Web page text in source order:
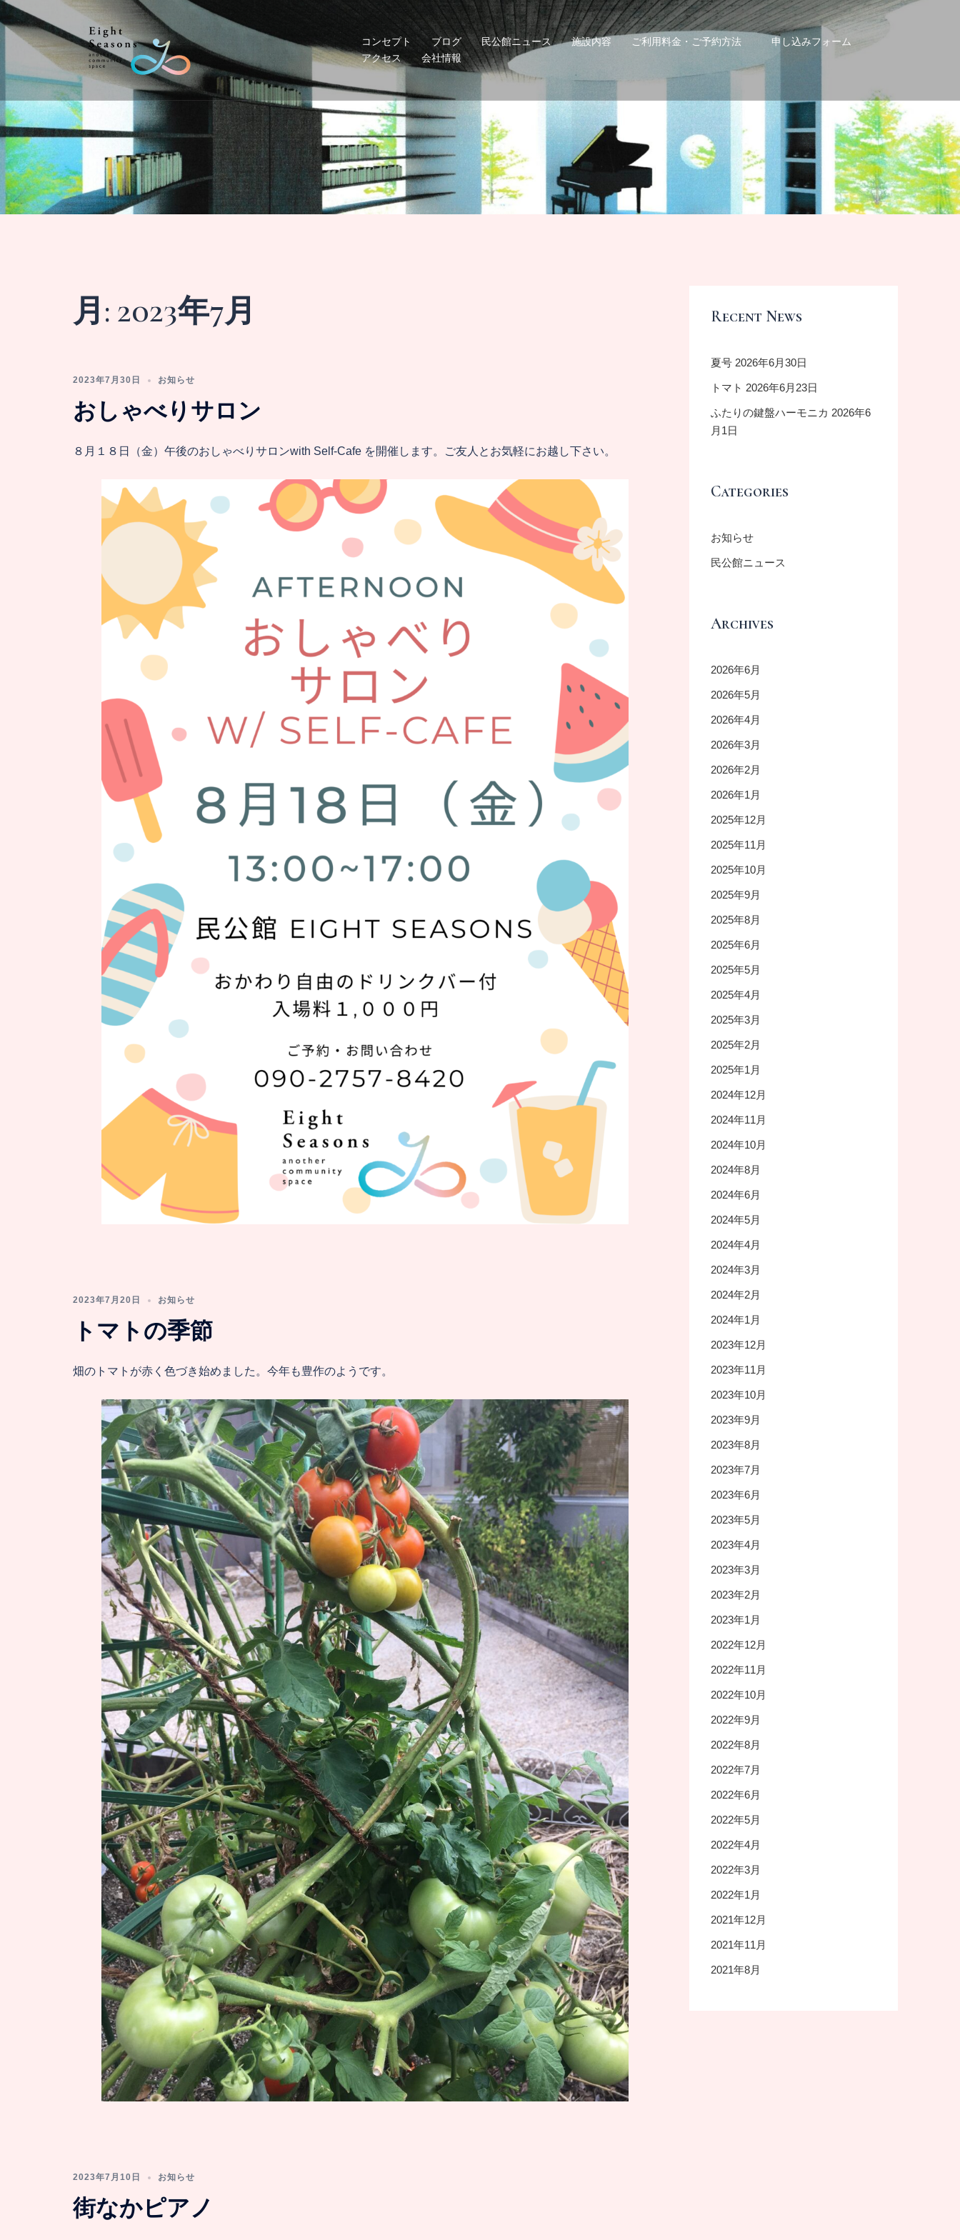
コ
ン
ツ
ス
キ
ッ
プ
コンセプト ブログ 民公館ニュース 施設内容 ご利用料金・ご予約方法
申し込みフォーム
アクセス
会社情報
月: 2023年7月
2023年7月30日 お知らせ
おしゃべりサロン
８月１８日（金）午後のおしゃべりサロンwith Self-Cafe を開催します。ご友人とお気軽にお越し下さい。
2023年7月20日 お知らせ
トマトの季節
畑のトマトが赤く色づき始めました。今年も豊作のようです。
2023年7月10日 お知らせ
街なかピアノ
Recent News
夏号 2026年6月30日
トマト 2026年6月23日
ふたりの鍵盤ハーモニカ 2026年6
月1日
Categories
お知らせ
民公館ニュース
Archives
2026年6月
2026年5月
2026年4月
2026年3月
2026年2月
2026年1月
2025年12月
2025年11月
2025年10月
2025年9月
2025年8月
2025年6月
2025年5月
2025年4月
2025年3月
2025年2月
2025年1月
2024年12月
2024年11月
2024年10月
2024年8月
2024年6月
2024年5月
2024年4月
2024年3月
2024年2月
2024年1月
2023年12月
2023年11月
2023年10月
2023年9月
2023年8月
2023年7月
2023年6月
2023年5月
2023年4月
2023年3月
2023年2月
2023年1月
2022年12月
2022年11月
2022年10月
2022年9月
2022年8月
2022年7月
2022年6月
2022年5月
2022年4月
2022年3月
2022年1月
2021年12月
2021年11月
2021年8月